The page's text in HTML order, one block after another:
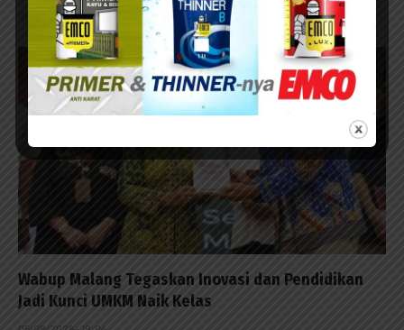
06/08/2026 - 18:45
Wabup Malang Tegaskan Inovasi dan Pendidikan
Jadi Kunci UMKM Naik Kelas